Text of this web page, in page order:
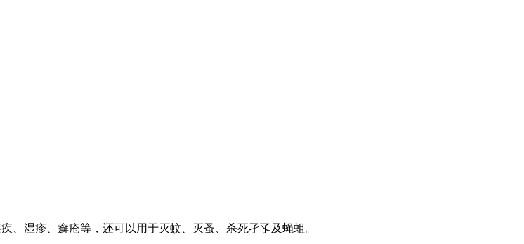
湿疹、癣疮等，还可以用于灭蚊、灭蚤、杀死孑孓及蝇蛆。